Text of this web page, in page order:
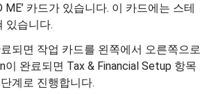
ME’ 카드가 있습니다. 이 카드에는 스테
있습니다.
되면 작업 카드를 왼쪽에서 오른쪽으로
완료되면 Tax & Financial Setup 항목
계로 진행합니다.